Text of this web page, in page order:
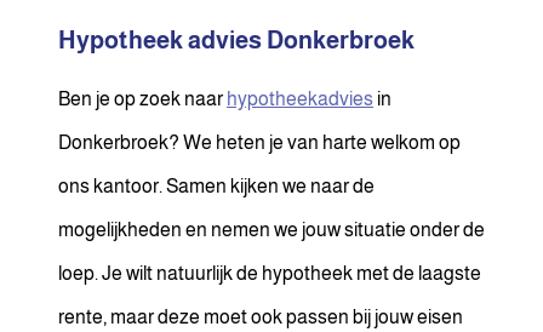
Hypotheek advies Donkerbroek
Ben je op zoek naar hypotheekadvies in
Donkerbroek? We heten je van harte welkom op
ons kantoor. Samen kijken we naar de
mogelijkheden en nemen we jouw situatie onder de
loep. Je wilt natuurlijk de hypotheek met de laagste
rente, maar deze moet ook passen bij jouw eisen